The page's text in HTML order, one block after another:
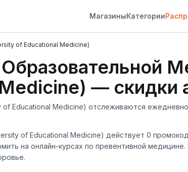
МагазиныКатегории
of Educational Medicine)
— скидки
Educational Medicine) отслеживаются
of Educational Medicine) действует 0
на онлайн-курсах по превентивной